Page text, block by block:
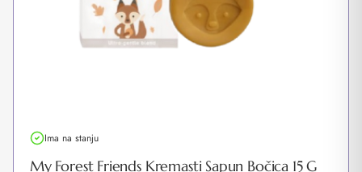
Ima na stanju
My Forest Friends Kremasti Sapun Bočica 15 G